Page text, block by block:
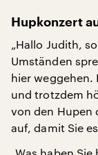
Hupkonzert
„Hallo Judith,
Umständen
hier weggehen.
und trotzdem
von den Hupen
auf, damit Sie